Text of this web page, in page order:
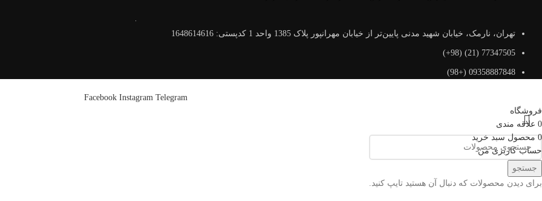
تهران، نارمک، خیابان شهید مدنی پایین‌تر از خیابان مهرانپور پلاک 1385 واحد 1 کدپستی: 1648614616
77347505 (21) (98+)
09358887848 (+98)
Facebook Instagram Telegram
جستجو
برای دیدن محصولات که دنبال آن هستید تایپ کنید.
فروشگاه
0 علاقه مندی
0 محصول سبد خرید
حساب کاربری من